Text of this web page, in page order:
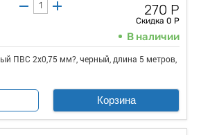
270 Р
Скидка 0 Р
В наличии
ПВС 2x0,75 мм?, черный, длина 5 метров,
Корзина